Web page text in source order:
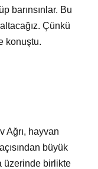
barınsınlar. Bu
Çünkü
konuştu.
Ağrı, hayvan
büyük
üzerinde birlikte